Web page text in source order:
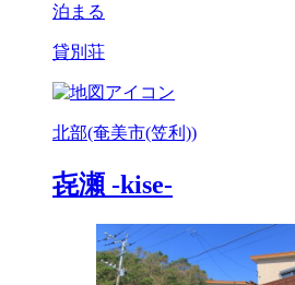
泊まる
貸別荘
北部(奄美市(笠利))
㐂瀬 -kise-